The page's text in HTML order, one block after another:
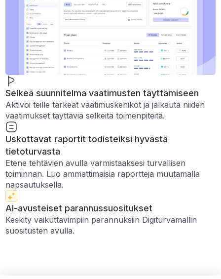
Selkeä suunnitelma vaatimusten täyttämiseen
Aktivoi teille tärkeät vaatimuskehikot ja jalkauta niiden
vaatimukset täyttäviä selkeitä toimenpiteitä.
Uskottavat raportit todisteiksi hyvästä
tietoturvasta
Etene tehtävien avulla varmistaaksesi turvallisen
toiminnan. Luo ammattimaisia ​​raportteja muutamalla
napsautuksella.
AI-avusteiset parannussuositukset
Keskity vaikuttavimpiin parannuksiin Digiturvamallin
suositusten avulla.